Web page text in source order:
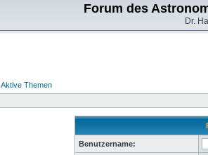
Forum des
Dr.
Aktive Themen
Benutzername: